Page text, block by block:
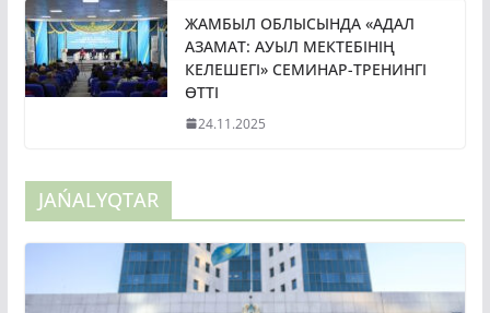
АЗАМАТ: АУЫЛ МЕКТЕБІНІҢ
КЕЛЕШЕГІ» СЕМИНАР-ТРЕНИНГІ
ӨТТІ
JAŃALYQTAR